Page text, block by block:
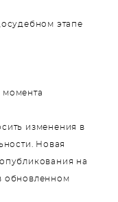
этапе
момента
изменения в
Новая
на
обновленном